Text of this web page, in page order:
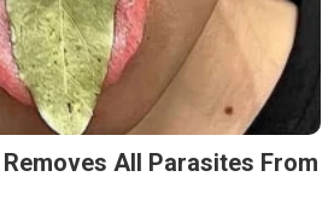
All Parasites From